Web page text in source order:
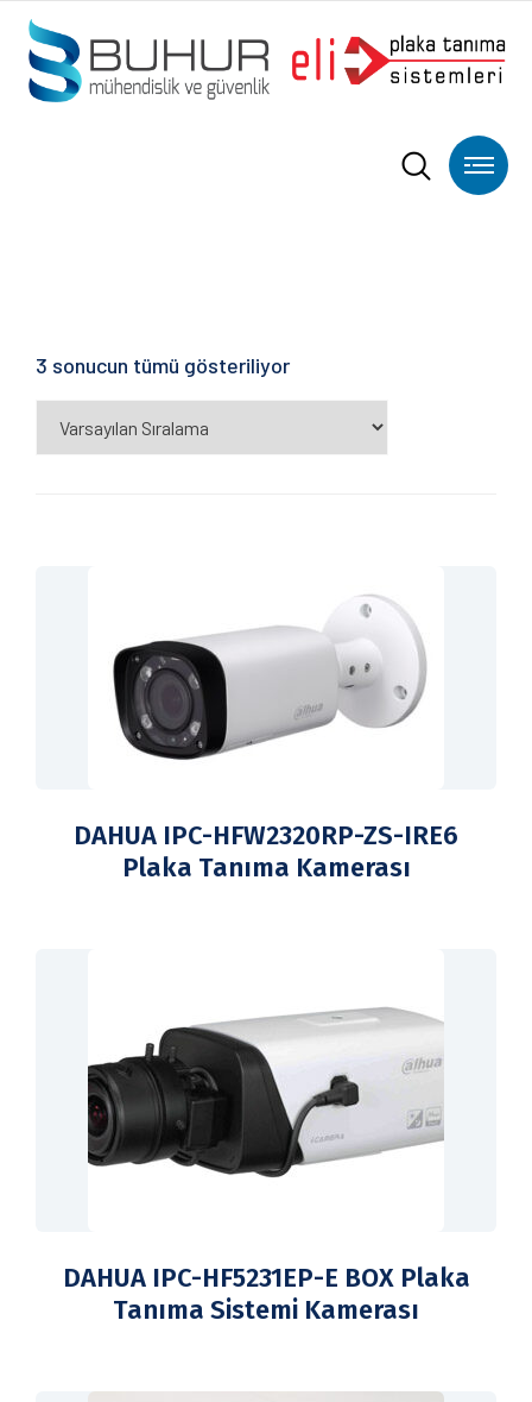
3 sonucun tümü gösteriliyor
DAHUA IPC-HFW2320RP-ZS-IRE6
Plaka Tanıma Kamerası
DAHUA IPC-HF5231EP-E BOX Plaka
Tanıma Sistemi Kamerası